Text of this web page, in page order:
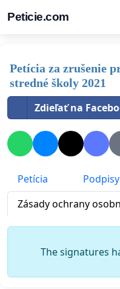
Peticie.com
Petícia za zrušenie
stredné školy 2021
Zdieľať na
Petícia Podpisy
Zásady ochrany
The signatures